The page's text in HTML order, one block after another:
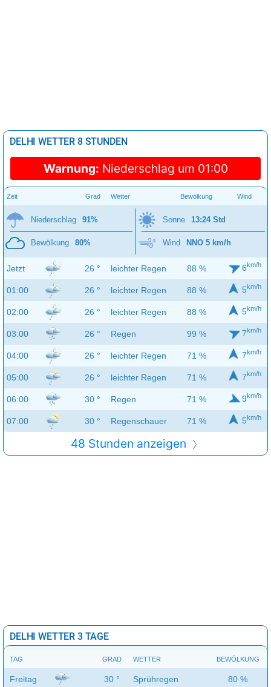
DELHI WETTER 8 STUNDEN
Warnung: Niederschlag um 01:00
Zeit Grad Wetter Bewölkung Wind
Niederschlag 91%
Bewölkung 80%
Sonne 13:24 Std
Wind NNO 5 km/h
Jetzt 26 ° leichter Regen 88 % 6km/h
01:00 26 ° leichter Regen 88 % 5km/h
02:00 26 ° leichter Regen 88 % 5km/h
03:00 26 ° Regen 99 % 7km/h
04:00 26 ° leichter Regen 71 % 7km/h
05:00 26 ° leichter Regen 71 % 7km/h
06:00 30 ° Regen 71 % 9km/h
07:00 30 ° Regenschauer 71 % 5km/h
48 Stunden anzeigen
DELHI WETTER 3 TAGE
TAG GRAD WETTER BEWÖLKUNG
Freitag 30 ° Sprühregen 80 %